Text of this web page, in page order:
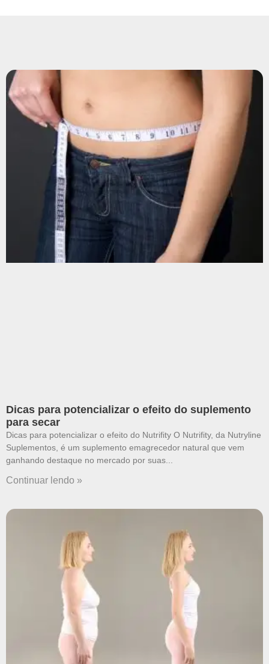
Dicas para potencializar o efeito do suplemento
para secar
Dicas para potencializar o efeito do Nutrifity O Nutrifity, da Nutryline
Suplementos, é um suplemento emagrecedor natural que vem
ganhando destaque no mercado por suas
Continuar lendo »